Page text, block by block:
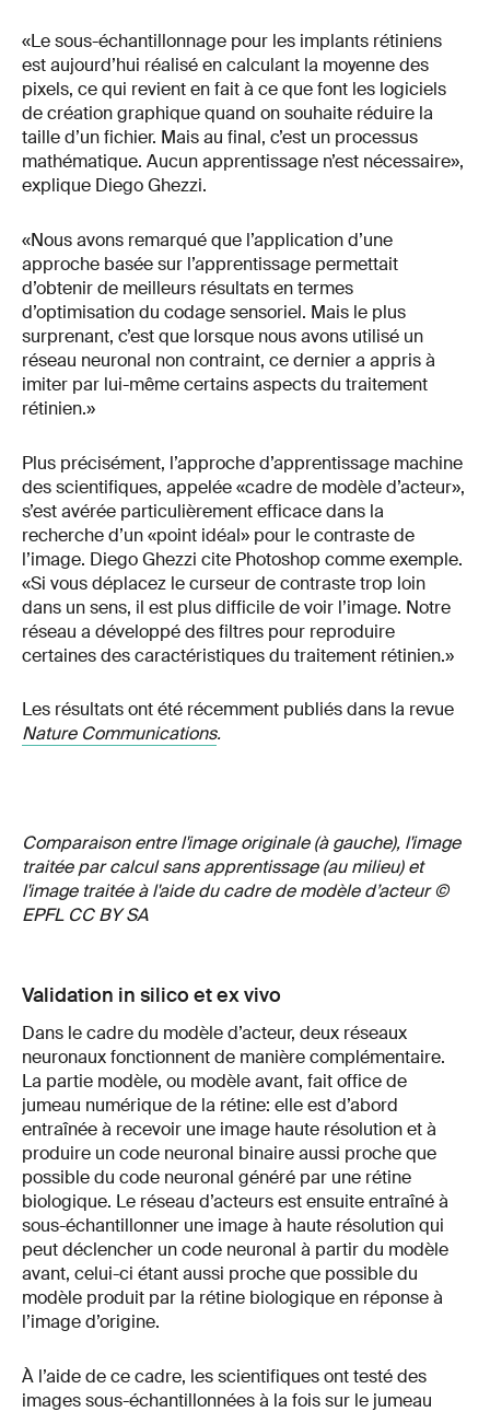
«Le sous-échantillonnage pour les implants rétiniens
est aujourd’hui réalisé en calculant la moyenne des
pixels, ce qui revient en fait à ce que font les logiciels
de création graphique quand on souhaite réduire la
taille d’un fichier. Mais au final, c’est un processus
mathématique. Aucun apprentissage n’est nécessaire»,
explique Diego Ghezzi.
«Nous avons remarqué que l’application d’une
approche basée sur l’apprentissage permettait
d’obtenir de meilleurs résultats en termes
d’optimisation du codage sensoriel. Mais le plus
surprenant, c’est que lorsque nous avons utilisé un
réseau neuronal non contraint, ce dernier a appris à
imiter par lui-même certains aspects du traitement
rétinien.»
Plus précisément, l’approche d’apprentissage machine
des scientifiques, appelée «cadre de modèle d’acteur»,
s’est avérée particulièrement efficace dans la
recherche d’un «point idéal» pour le contraste de
l’image. Diego Ghezzi cite Photoshop comme exemple.
«Si vous déplacez le curseur de contraste trop loin
dans un sens, il est plus difficile de voir l’image. Notre
réseau a développé des filtres pour reproduire
certaines des caractéristiques du traitement rétinien.»
Les résultats ont été récemment publiés dans la revue
Nature Communications.
Comparaison entre l'image originale (à gauche), l'image
traitée par calcul sans apprentissage (au milieu) et
l'image traitée à l'aide du cadre de modèle d’acteur ©
EPFL CC BY SA
Validation in silico et ex vivo
Dans le cadre du modèle d’acteur, deux réseaux
neuronaux fonctionnent de manière complémentaire.
La partie modèle, ou modèle avant, fait office de
jumeau numérique de la rétine: elle est d’abord
entraînée à recevoir une image haute résolution et à
produire un code neuronal binaire aussi proche que
possible du code neuronal généré par une rétine
biologique. Le réseau d’acteurs est ensuite entraîné à
sous-échantillonner une image à haute résolution qui
peut déclencher un code neuronal à partir du modèle
avant, celui-ci étant aussi proche que possible du
modèle produit par la rétine biologique en réponse à
l’image d’origine.
À l’aide de ce cadre, les scientifiques ont testé des
images sous-échantillonnées à la fois sur le jumeau